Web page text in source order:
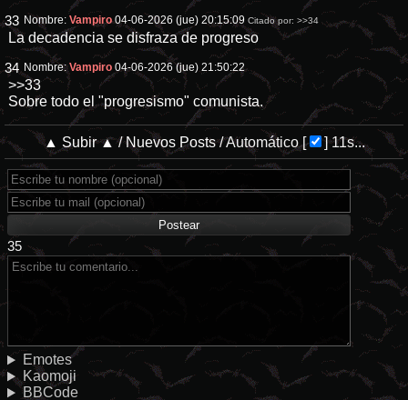
33 Nombre:Vampiro 04-06-2026 (jue) 20:15:09 Citado por:>>34
La decadencia se disfraza de progreso
34 Nombre:Vampiro 04-06-2026 (jue) 21:50:22
>>33
Sobre todo el "progresismo" comunista.
▲ Subir ▲ /Nuevos Posts/Automático[ ] 10s...
35
Emotes
Kaomoji
BBCode